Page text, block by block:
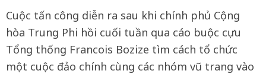
Cuộc tấn công diễn ra sau khi chính phủ Cộng
hòa Trung Phi hồi cuối tuần qua cáo buộc cựu
Tổng thống Francois Bozize tìm cách tổ chức
một cuộc đảo chính cùng các nhóm vũ trang vào